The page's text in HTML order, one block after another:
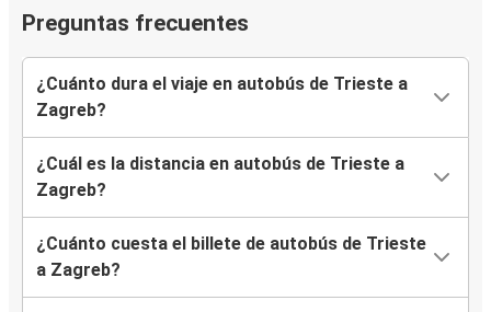
Preguntas frecuentes
¿Cuánto dura el viaje en autobús de Trieste a
Zagreb?
¿Cuál es la distancia en autobús de Trieste a
Zagreb?
¿Cuánto cuesta el billete de autobús de Trieste
a Zagreb?